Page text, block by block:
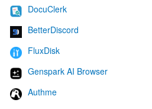
DocuClerk
BetterDiscord
FluxDisk
Genspark AI Browser
Authme